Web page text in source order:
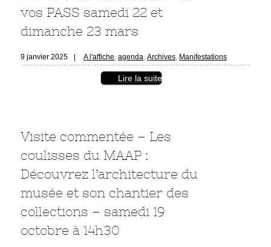
vos PASS samedi 22 et
dimanche 23 mars
9 janvier 2025 | A l'affiche ,agenda ,Archives Manifestations
Lire la suite
Visite commentée – Les
coulisses du MAAP :
Découvrez l’architecture du
musée et son chantier des
collections – samedi 19
octobre à 14h30